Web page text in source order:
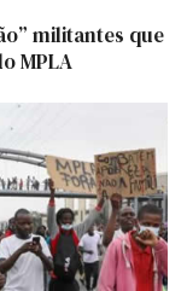
militantes que
MPLA